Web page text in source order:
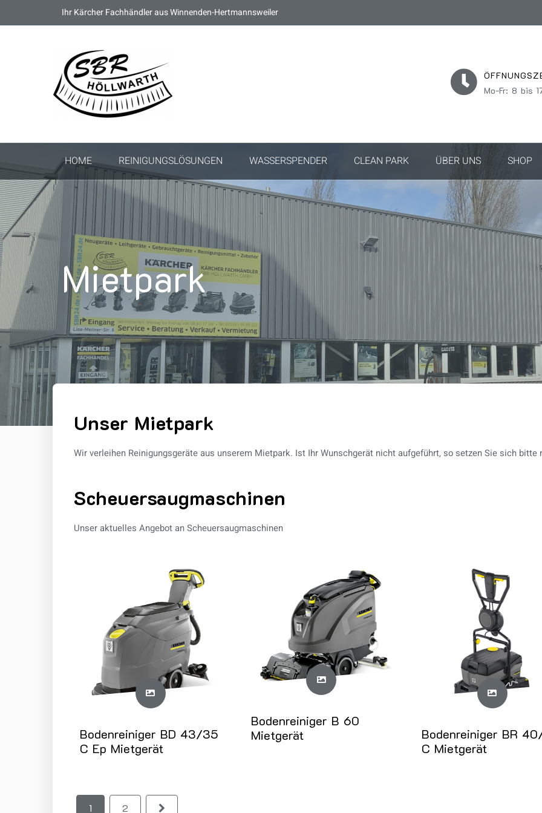
Ihr Kärcher Fachhändler aus Winnenden-Hertmannsweiler
Mo-Fr: 8 bis
HOME REINIGUNGSLÖSUNGEN WASSERSPENDER CLEAN PARK ÜBER UNS SHOP
Mietpark
Unser Mietpark
Wir verleihen Reinigungsgeräte aus unserem Mietpark. Ist Ihr Wunschgerät nicht aufgeführt, so setzen Sie sich bitte
Scheuersaugmaschinen
Unser aktuelles Angebot an Scheuersaugmaschinen
Bodenreiniger BD 43/35
C Ep Mietgerät
Bodenreiniger B 60
Mietgerät
Bodenreiniger BR
C Mietgerät
1 2